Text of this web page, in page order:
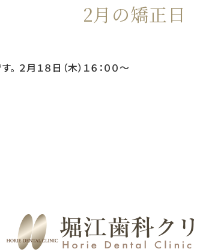
2月の矯正日
２月１８日（木）１６：００〜